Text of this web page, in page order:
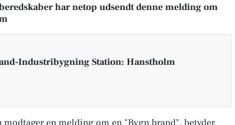
har netop udsendt denne melding om
Industribygning Station: Hanstholm
en melding om en "Bygn.brand", betyder